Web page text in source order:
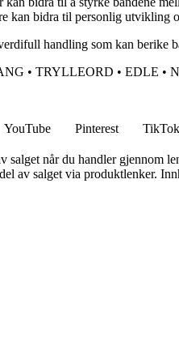
kan bidra til personlig utvikling
handling som kan berike
• TRYLLEORD • EDLE •
YouTube Pinterest TikTok
når du handler gjennom
av salget via produktlenker.